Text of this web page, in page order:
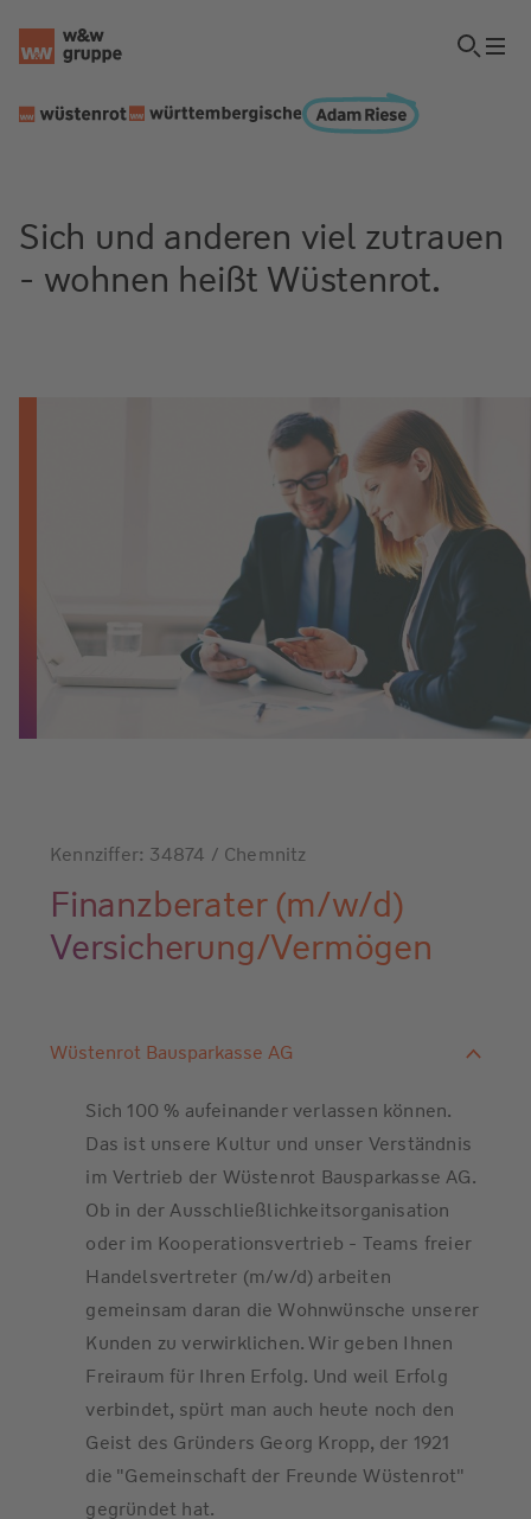
Sich und anderen viel zutrauen
- wohnen heißt Wüstenrot.
Kennziffer: 34874 / Chemnitz
Finanzberater (m/w/d)
Versicherung/Vermögen
Wüstenrot Bausparkasse AG
Sich 100 % aufeinander verlassen können.
Das ist unsere Kultur und unser Verständnis
im Vertrieb der Wüstenrot Bausparkasse AG.
Ob in der Ausschließlichkeitsorganisation
oder im Kooperationsvertrieb - Teams freier
Handelsvertreter (m/w/d) arbeiten
gemeinsam daran die Wohnwünsche unserer
Kunden zu verwirklichen. Wir geben Ihnen
Freiraum für Ihren Erfolg. Und weil Erfolg
verbindet, spürt man auch heute noch den
Geist des Gründers Georg Kropp, der 1921
die "Gemeinschaft der Freunde Wüstenrot"
gegründet hat.